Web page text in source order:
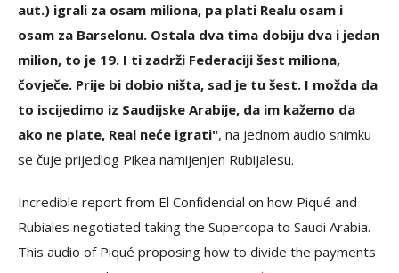
aut.) igrali za osam miliona, pa plati Realu osam i
osam za Barselonu. Ostala dva tima dobiju dva i jedan
milion, to je 19. I ti zadrži Federaciji šest miliona,
čovječe. Prije bi dobio ništa, sad je tu šest. I možda da
to iscijedimo iz Saudijske Arabije, da im kažemo da
ako ne plate, Real neće igrati", na jednom audio snimku
se čuje prijedlog Pikea namijenjen Rubijalesu.
Incredible report from El Confidencial on how Piqué and
Rubiales negotiated taking the Supercopa to Saudi Arabia.
This audio of Piqué proposing how to divide the payments